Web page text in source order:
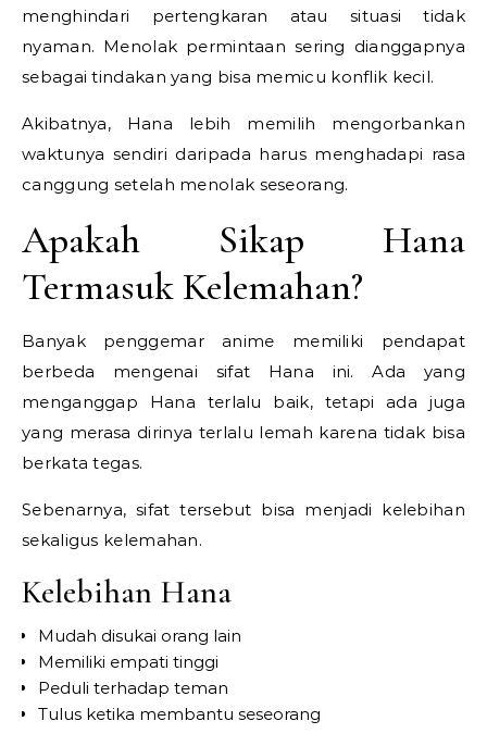
menghindari pertengkaran atau situasi tidak
nyaman. Menolak permintaan sering dianggapnya
sebagai tindakan yang bisa memicu konflik kecil.
Akibatnya, Hana lebih memilih mengorbankan
waktunya sendiri daripada harus menghadapi rasa
canggung setelah menolak seseorang.
Apakah Sikap Hana
Termasuk Kelemahan?
Banyak penggemar anime memiliki pendapat
berbeda mengenai sifat Hana ini. Ada yang
menganggap Hana terlalu baik, tetapi ada juga
yang merasa dirinya terlalu lemah karena tidak bisa
berkata tegas.
Sebenarnya, sifat tersebut bisa menjadi kelebihan
sekaligus kelemahan.
Kelebihan Hana
Mudah disukai orang lain
Memiliki empati tinggi
Peduli terhadap teman
Tulus ketika membantu seseorang